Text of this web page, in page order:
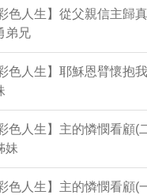
色人生】從父親信主歸
弟兄
色人生】耶穌恩臂懷抱
色人生】主的憐憫看顧(
妹
色人生】主的憐憫看顧(